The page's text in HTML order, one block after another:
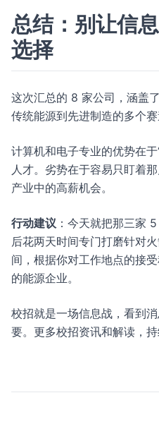
总结：别让信
选择
这次汇总的 8 家公司，涵盖
传统能源到先进制造的多个赛
计算机和电子专业的优势在
人才。劣势在于容易只盯着
产业中的高薪机会。
行动建议 ：今天就把那三家
后花两天时间专门打磨针对
间，根据你对工作地点的接
的能源企业。
校招就是一场信息战，看到
要。更多校招资讯和解读，持